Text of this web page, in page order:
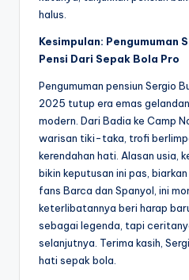
halus.
Kesimpulan: Pengumuman
Pensi Dari Sepak Bola Pro
Pengumuman pensiun Sergio
2025 tutup era emas
modern. Dari Badia ke Camp
warisan tiki-taka, trofi
kerendahan hati. Alasan usia,
bikin keputusan ini pas,
fans Barca dan Spanyol, ini
keterlibatannya beri harap
sebagai legenda, tapi
selanjutnya. Terima kasih,
hati sepak bola.